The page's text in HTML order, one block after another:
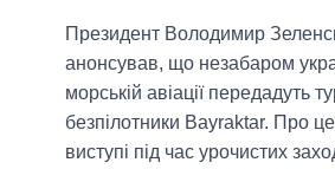
Президент Володимир
анонсував, що незабаром
морській авіації передадуть
безпілотники Bayraktar. Про
виступі під час урочистих